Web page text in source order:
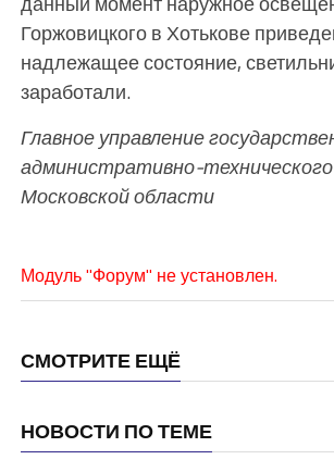
Горжовицкого в Хотькове
надлежащее состояние,
заработали.
Главное управление
административно-
Московской области
Модуль "Форум" не установлен.
СМОТРИТЕ ЕЩЁ
НОВОСТИ ПО ТЕМЕ